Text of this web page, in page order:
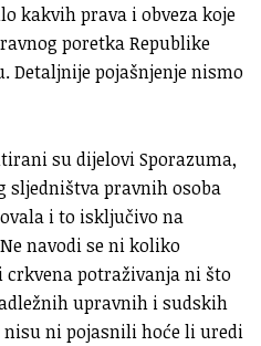
kakvih prava i obveza koje
poretka Republike
Detaljnije pojašnjenje nismo
su dijelovi Sporazuma,
sljedništva pravnih osoba
i to isključivo na
navodi se ni koliko
potraživanja ni što
upravnih i sudskih
ni pojasnili hoće li uredi